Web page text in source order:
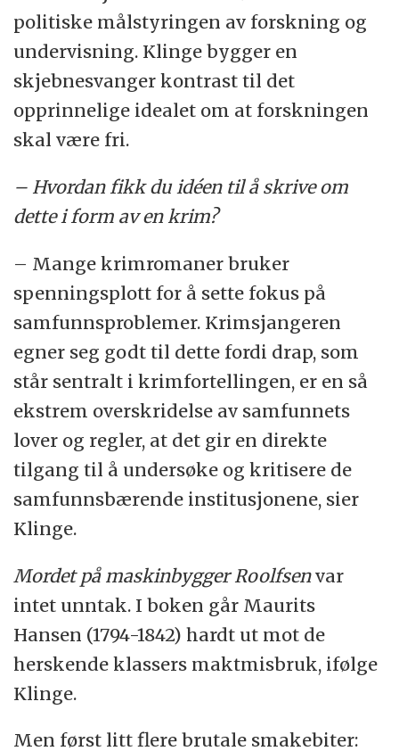
politiske målstyringen av forskning og
undervisning. Klinge bygger en
skjebnesvanger kontrast til det
opprinnelige idealet om at forskningen
skal være fri.
– Hvordan fikk du idéen til å skrive om
dette i form av en krim?
– Mange krimromaner bruker
spenningsplott for å sette fokus på
samfunnsproblemer. Krimsjangeren
egner seg godt til dette fordi drap, som
står sentralt i krimfortellingen, er en så
ekstrem overskridelse av samfunnets
lover og regler, at det gir en direkte
tilgang til å undersøke og kritisere de
samfunnsbærende institusjonene, sier
Klinge.
Mordet på maskinbygger Roolfsenvar
intet unntak. I boken går Maurits
Hansen (1794-1842) hardt ut mot de
herskende klassers maktmisbruk, ifølge
Klinge.
Men først litt flere brutale smakebiter: